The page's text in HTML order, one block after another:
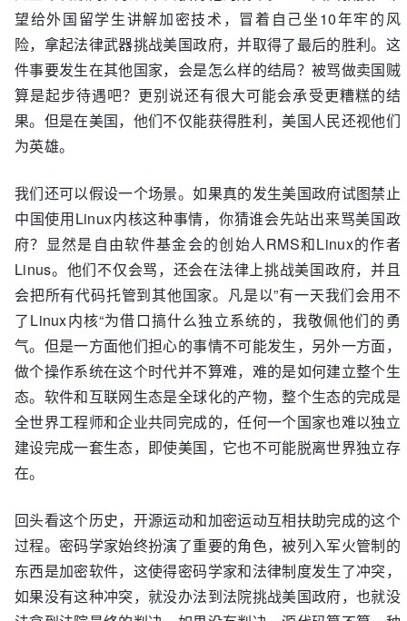
望给外国留学生讲解加密技术，冒着自己坐10年牢的风
险，拿起法律武器挑战美国政府，并取得了最后的胜利。这
件事要发生在其他国家，会是怎么样的结局？被骂做卖国贼
算是起步待遇吧？更别说还有很大可能会承受更糟糕的结
果。但是在美国，他们不仅能获得胜利，美国人民还视他们
为英雄。
我们还可以假设一个场景。如果真的发生美国政府试图禁止
中国使用Linux内核这种事情，你猜谁会先站出来骂美国政
府？显然是自由软件基金会的创始人RMS和Linux的作者
Linus。他们不仅会骂，还会在法律上挑战美国政府，并且
会把所有代码托管到其他国家。凡是以”有一天我们会用不
了Linux内核“为借口搞什么独立系统的，我敬佩他们的勇
气。但是一方面他们担心的事情不可能发生，另外一方面，
做个操作系统在这个时代并不算难，难的是如何建立整个生
态。软件和互联网生态是全球化的产物，整个生态的完成是
全世界工程师和企业共同完成的，任何一个国家也难以独立
建设完成一套生态，即使美国，它也不可能脱离世界独立存
在。
回头看这个历史，开源运动和加密运动互相扶助完成的这个
过程。密码学家始终扮演了重要的角色，被列入军火管制的
东西是加密软件，这使得密码学家和法律制度发生了冲突，
如果没有这种冲突，就没办法到法院挑战美国政府，也就没